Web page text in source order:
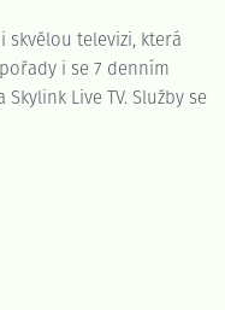
skvělou televizi, která
i se 7 denním
Live TV. Služby se